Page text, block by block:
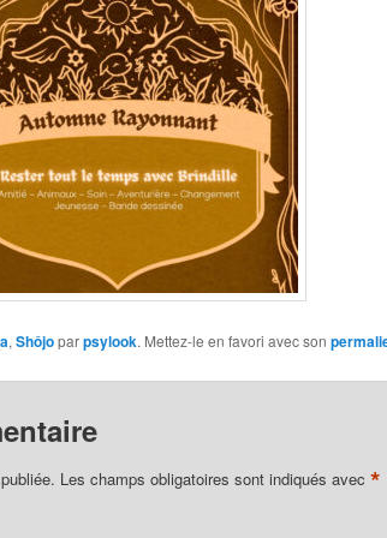
, Shôjoparpsylook. Mettez-le en favori avec son
Les champs obligatoires sont indiqués avec *